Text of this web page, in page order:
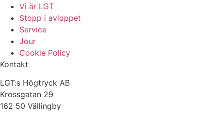
Vi är LGT
Stopp i avloppet
Service
Jour
Cookie Policy
Kontakt
LGT:s Högtryck AB
Krossgatan 29
162 50 Vällingby